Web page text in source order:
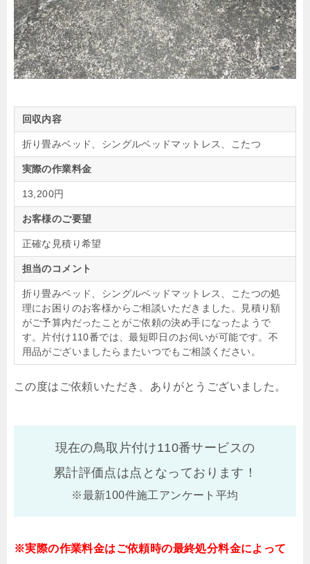
回収内容
折り畳みベッド、シングルベッドマットレス、こたつ
実際の作業料金
13,200円
お客様のご要望
正確な見積り希望
担当のコメント
折り畳みベッド、シングルベッドマットレス、こたつの処
理にお困りのお客様からご相談いただきました。見積り額
がご予算内だったことがご依頼の決め手になったようで
す。片付け110番では、最短即日のお伺いが可能です。不
用品がございましたらまたいつでもご相談ください。
この度はご依頼いただき、ありがとうございました。
現在の鳥取片付け110番サービスの
累計評価点は点となっております！
※最新100件施工アンケート平均
※実際の作業料金はご依頼時の最終処分料金によって